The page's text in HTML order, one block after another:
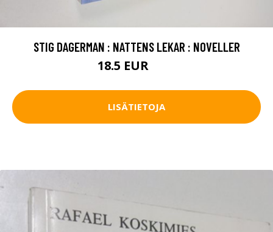
STIG DAGERMAN : NATTENS LEKAR : NOVELLER
18.5 EUR
LISÄTIETOJA